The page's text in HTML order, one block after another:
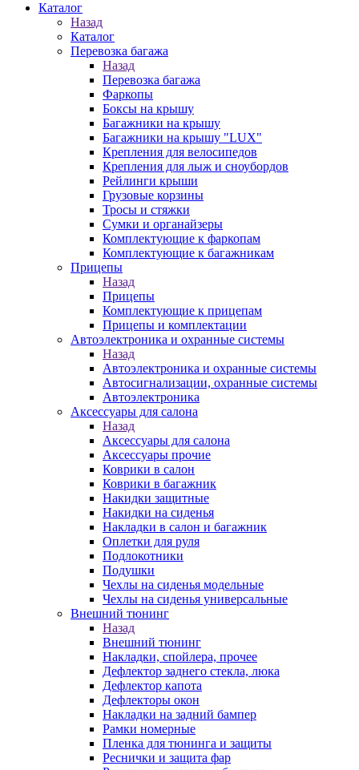
Каталог
Назад
Каталог
Перевозка багажа
Назад
Перевозка багажа
Фаркопы
Боксы на крышу
Багажники на крышу
Багажники на крышу "LUX"
Крепления для велосипедов
Крепления для лыж и сноубордов
Рейлинги крыши
Грузовые корзины
Тросы и стяжки
Сумки и органайзеры
Комплектующие к фаркопам
Комплектующие к багажникам
Прицепы
Назад
Прицепы
Комплектующие к прицепам
Прицепы и комплектации
Автоэлектроника и охранные системы
Назад
Автоэлектроника и охранные системы
Автосигнализации, охранные системы
Автоэлектроника
Аксессуары для салона
Назад
Аксессуары для салона
Аксессуары прочие
Коврики в салон
Коврики в багажник
Накидки защитные
Накидки на сиденья
Накладки в салон и багажник
Оплетки для руля
Подлокотники
Подушки
Чехлы на сиденья модельные
Чехлы на сиденья универсальные
Внешний тюнинг
Назад
Внешний тюнинг
Накладки, спойлера, прочее
Дефлектор заднего стекла, люка
Дефлектор капота
Дефлекторы окон
Накладки на задний бампер
Рамки номерные
Пленка для тюнинга и защиты
Реснички и защита фар